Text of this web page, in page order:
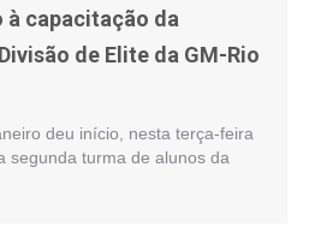
capacitação da
de Elite da GM-Rio
deu início, nesta terça-feira
segunda turma de alunos da